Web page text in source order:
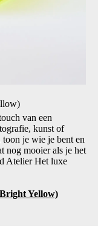
van een
kunst of
je wie je bent en
nog mooier als je het
Atelier Het luxe
Yellow)